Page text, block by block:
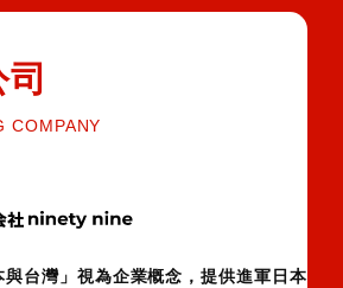
COMPANY
與台灣」視為企業概念，提供進軍日本